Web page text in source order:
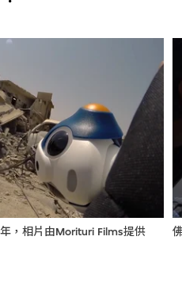
，相片由Morituri Films提供